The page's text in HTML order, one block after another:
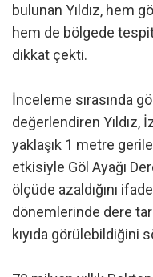
bulunan Yıldız, hem
hem de bölgede
dikkat çekti.
İnceleme sırasında
değerlendiren Yıldız,
yaklaşık 1 metre
etkisiyle Göl Ayağı
ölçüde azaldığını
dönemlerinde dere
kıyıda görülebildiğini